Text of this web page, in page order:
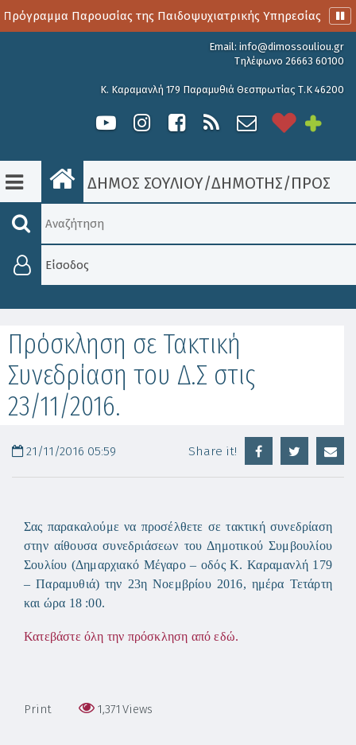
Παρουσίας της Παιδοψυχιατρικής Υπηρεσίας
Email: info@dimossouliou.gr
Τηλέφωνο 26663 60100
Κ. Καραμανλή 179 Παραμυθιά Θεσπρωτίας Τ.Κ 46200
ΔΗΜΟΣ ΣΟΥΛΙΟΥ/ΔΗΜΟΤΗΣ/
Είσοδος
Πρόσκληση σε Τακτική
Συνεδρίαση του Δ.Σ στις
23/11/2016.
21/11/2016 05:59 Share it!
Σας παρακαλούμε να προσέλθετε σε τακτική συνεδρίαση
στην αίθουσα συνεδριάσεων του Δημοτικού Συμβουλίου
Σουλίου (Δημαρχιακό Μέγαρο – οδός Κ. Καραμανλή 179
– Παραμυθιά) την 23η Νοεμβρίου 2016, ημέρα Τετάρτη
και ώρα 18 :00.
Κατεβάστε όλη την πρόσκληση από εδώ.
Print 1,371 Views